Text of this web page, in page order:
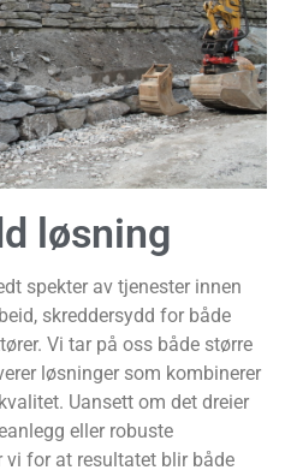
løsning
spekter av tjenester innen
skreddersydd for både
Vi tar på oss både større
løsninger som kombinerer
Uansett om det dreier
eller robuste
vi for at resultatet blir både